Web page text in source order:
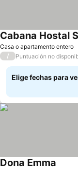
Casa o apartamento entero
Cabana Hostal
/ Puntuación no
Elige fechas para
Dona Emma